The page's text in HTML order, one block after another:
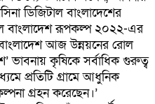
ডিজিটাল বাংলাদেশের
বাংলাদেশ রূপকল্প ২০২২-এর
আজ উন্নয়নের রোল
ভাবনায় কৃষিকে সর্বাধিক গুরুত্ব
প্রতিটি গ্রামে আধুনিক
গ্রহন করেছেন।’